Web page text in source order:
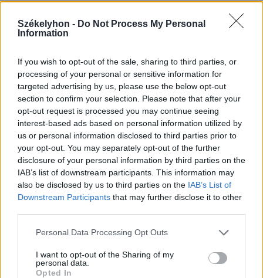
Székelyhon - Do Not Process My Personal
Information
If you wish to opt-out of the sale, sharing to third parties, or
processing of your personal or sensitive information for
targeted advertising by us, please use the below opt-out
section to confirm your selection. Please note that after your
opt-out request is processed you may continue seeing
interest-based ads based on personal information utilized by
us or personal information disclosed to third parties prior to
your opt-out. You may separately opt-out of the further
disclosure of your personal information by third parties on the
IAB’s list of downstream participants. This information may
also be disclosed by us to third parties on the IAB’s List of
Downstream Participants that may further disclose it to other
Personal Data Processing Opt Outs
I want to opt-out of the Sharing of my
personal data.
Opted In
Hasznos
Impresszum
Szerzői jogok
Adatvédelmi tájékoztató
Cookie-kezelési tájékoztató
Hozzászólási szabályzat
Nyomtatott lapjaink archívuma
Székely Hírmondó archívuma